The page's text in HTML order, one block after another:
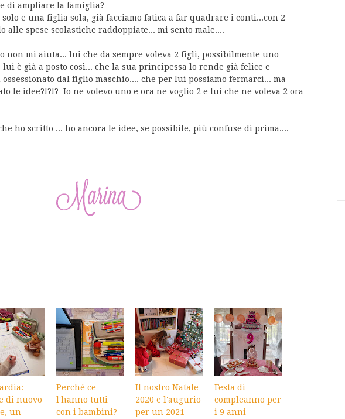
di ampliare la famiglia?
e una figlia sola, già facciamo fatica a far quadrare i conti...con 2
alle spese scolastiche raddoppiate... mi sento male....
non mi aiuta... lui che da sempre voleva 2 figli, possibilmente uno
è già a posto così... che la sua principessa lo rende già felice e
dal figlio maschio.... che per lui possiamo fermarci... ma
le idee?!?!? Io ne volevo uno e ora ne voglio 2 e lui che ne voleva 2 ora
ho scritto ... ho ancora le idee, se possibile, più confuse di prima....
di nuovo
un
Perché ce
l'hanno tutti
con i bambini?
Il nostro Natale
2020 e l'augurio
per un 2021
Festa di
compleanno per
i 9 anni